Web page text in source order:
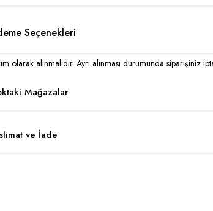
Seçenekleri
olarak alınmalıdır. Ayrı alınması durumunda siparişiniz
Mağazalar
ve İade